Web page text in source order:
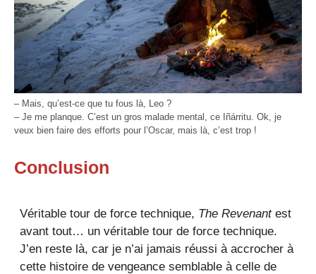
– Mais, qu’est-ce que tu fous là, Leo ?
– Je me planque. C’est un gros malade mental, ce Iñárritu. Ok, je
veux bien faire des efforts pour l’Oscar, mais là, c’est trop !
Conclusion
Véritable tour de force technique, The Revenantest
avant tout… un véritable tour de force technique.
J’en reste là, car je n’ai jamais réussi à accrocher à
cette histoire de vengeance semblable à celle de